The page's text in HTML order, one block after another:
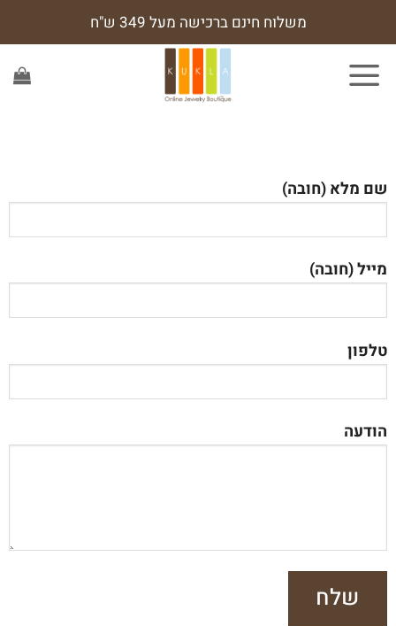
משלוח חינם ברכישה מעל 349 ש"ח
שם מלא (חובה)
מייל (חובה)
טלפון
הודעה